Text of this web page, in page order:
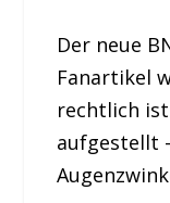
Der neue
Fanartikel
rechtlich
aufgestellt